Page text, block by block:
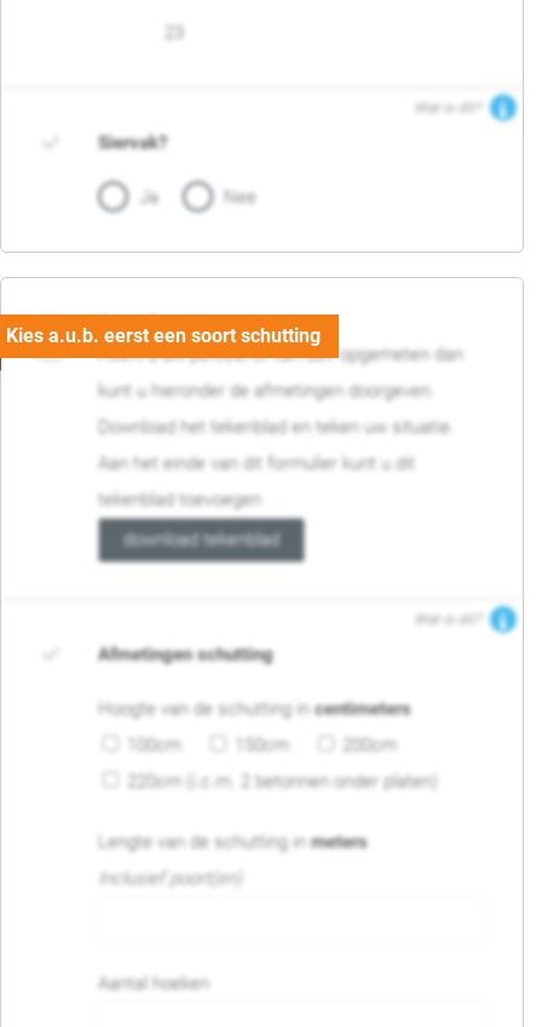
Wat is dit?
Siervak?
Ja Nee
04. Afmetingen
Heeft u uw perceel of tuin zelf opgemeten dan
kunt u hieronder de afmetingen doorgeven.
Download het tekenblad en teken uw situatie.
Aan het einde van dit formulier kunt u dit
tekenblad toevoegen
download tekenblad
Wat is dit?
Afmetingen schutting
Hoogte van de schutting incentimeters
100cm
150cm
200cm
220cm (i.c.m. 2 betonnen onder platen)
Lengte van de schutting inmeters
Inclusief poort(en)
Aantal hoeken